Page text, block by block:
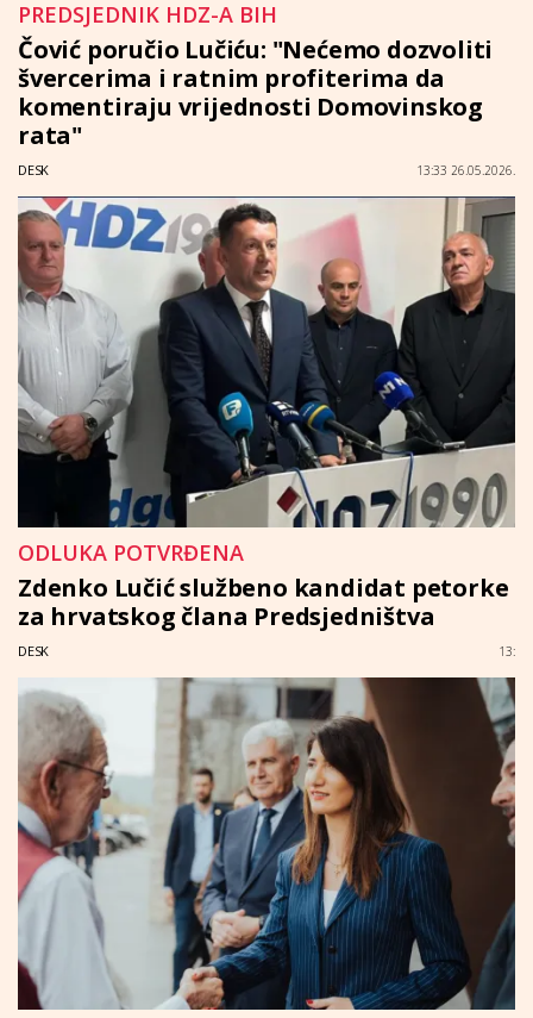
PREDSJEDNIK HDZ-A BIH
Čović poručio Lučiću: "Nećemo dozvoliti
švercerima i ratnim profiterima da
komentiraju vrijednosti Domovinskog
rata"
DESK 13:33 26.05.2026.
ODLUKA POTVRĐENA
Zdenko Lučić službeno kandidat petorke
za hrvatskog člana Predsjedništva
DESK 13: